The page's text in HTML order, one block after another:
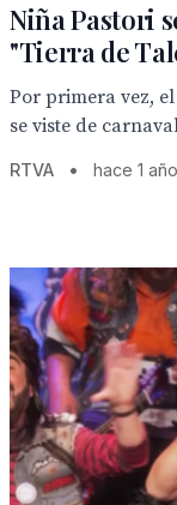
Niña Pastori
"Tierra de
Por primera vez,
se viste de
RTVA • hace 1 año